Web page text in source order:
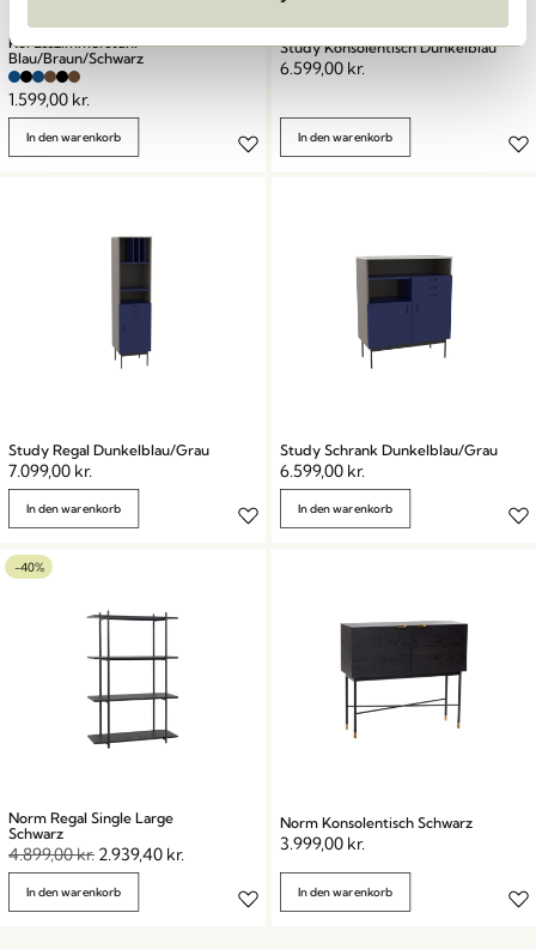
Koi Esszimmerstuhl
Blau/Braun/Schwarz
1.599,00 kr.
In den warenkorb
Study Konsolentisch Dunkelblau
6.599,00 kr.
In den warenkorb
Study Regal Dunkelblau/Grau
7.099,00 kr.
In den warenkorb
Study Schrank Dunkelblau/Grau
6.599,00 kr.
In den warenkorb
-40%
Norm Regal Single Large
Schwarz
4.899,00kr. 2.939,40 kr.
In den warenkorb
Norm Konsolentisch Schwarz
3.999,00 kr.
In den warenkorb